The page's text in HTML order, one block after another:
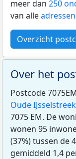
meer dan 250
van alleadressen
Overzicht
Over het
Postcode
Oude IJsselstreek
7075 EM. De
wonen 95
(37%) tussen de
gemiddeld 1,4